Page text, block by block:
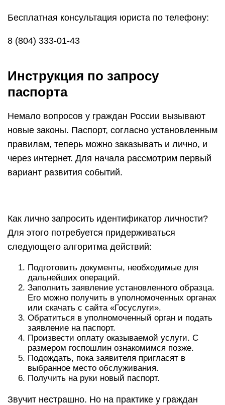
Бесплатная консультация юриста по телефону:
8 (804) 333-01-43
Инструкция по запросу
паспорта
Немало вопросов у граждан России вызывают
новые законы. Паспорт, согласно установленным
правилам, теперь можно заказывать и лично, и
через интернет. Для начала рассмотрим первый
вариант развития событий.
Как лично запросить идентификатор личности?
Для этого потребуется придерживаться
следующего алгоритма действий:
Подготовить документы, необходимые для
дальнейших операций.
Заполнить заявление установленного образца.
Его можно получить в уполномоченных органах
или скачать с сайта «Госуслуги».
Обратиться в уполномоченный орган и подать
заявление на паспорт.
Произвести оплату оказываемой услуги. С
размером госпошлин ознакомимся позже.
Подождать, пока заявителя пригласят в
выбранное место обслуживания.
Получить на руки новый паспорт.
Звучит нестрашно. Но на практике у граждан